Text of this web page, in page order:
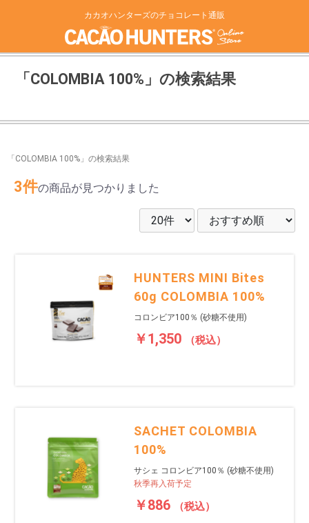
カカオハンターズのチョコレート通販
「COLOMBIA 100%」の検索結果
「COLOMBIA 100%」の検索結果
3件の商品が見つかりました
HUNTERS MINI Bites
60g COLOMBIA 100%
コロンビア100％ (砂糖不使用)
￥1,350 （税込）
SACHET COLOMBIA
100%
サシェ コロンビア100％ (砂糖不使用)
秋季再入荷予定
￥886 （税込）